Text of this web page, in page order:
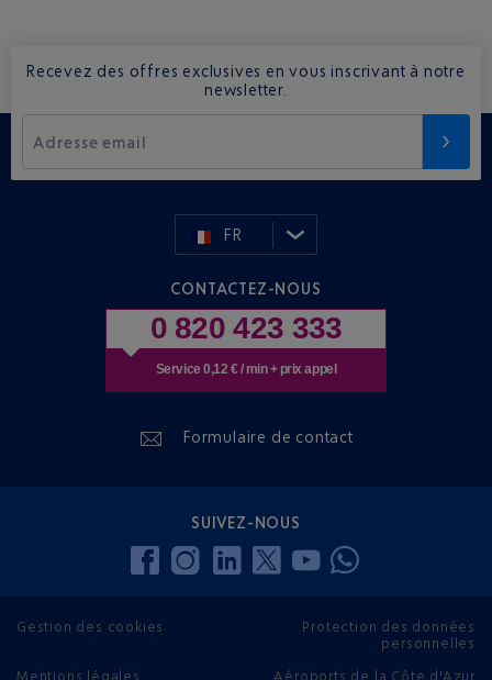
Recevez des offres exclusives en vous inscrivant à notre
newsletter.
Adresse email
FR
CONTACTEZ-NOUS
0 820 423 333
Service 0,12 € / min + prix appel
Formulaire de contact
SUIVEZ-NOUS
Gestion des cookies
Protection des données
personnelles
Mentions légales
Aéroports de la Côte d'Azur